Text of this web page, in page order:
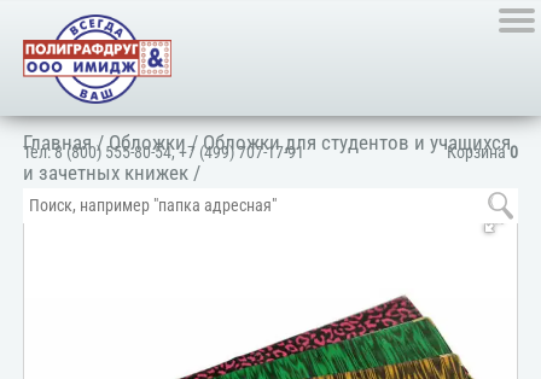
Корзина0
Тел:8 (800) 555-80-54,+7 (499) 707-17-91
Главная/Обложки/Обложки для студентов и учащихся
и зачетных книжек /